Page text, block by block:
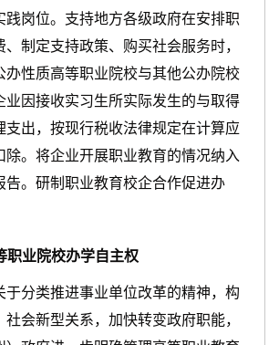
践岗位。支持地方各级政府在安排职
制定支持政策、购买社会服务时，
办性质高等职业院校与其他公办院校
业因接收实习生所实际发生的与取得
支出，按现行税收法律规定在计算应
除。将企业开展职业教育的情况纳入
告。研制职业教育校企合作促进办
职业院校办学自主权
于分类推进事业单位改革的精神，构
会新型关系，加快转变政府职能，